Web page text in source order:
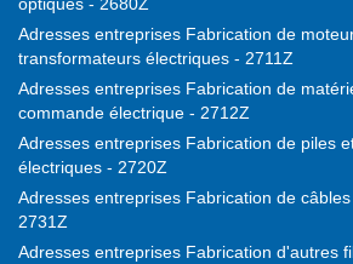
Adresses entreprises Fabrication de
transformateurs électriques - 2711Z
Adresses entreprises Fabrication de
commande électrique - 2712Z
Adresses entreprises Fabrication de piles
électriques - 2720Z
Adresses entreprises Fabrication de
2731Z
Adresses entreprises Fabrication d'autres